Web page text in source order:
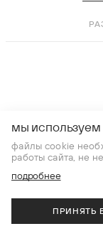
мы
файлы cookie
работы сайта, не
подробнее
ПРИНЯТЬ